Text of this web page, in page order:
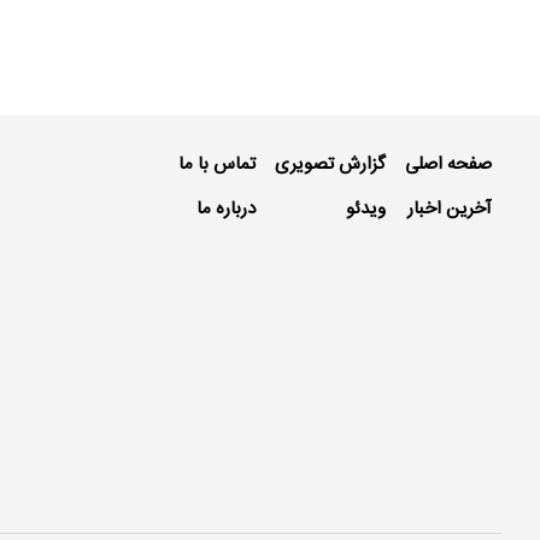
صفحه اصلی
آخرین اخبار
گزارش تصویری
ویدئو
تماس با ما
درباره ما